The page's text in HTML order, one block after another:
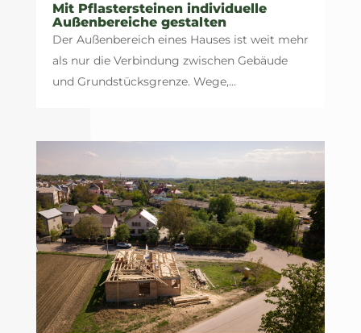
Mit Pflastersteinen individuelle
Außenbereiche gestalten
Der Außenbereich eines Hauses ist weit mehr
als nur die Verbindung zwischen Gebäude
und Grundstücksgrenze. Wege,...